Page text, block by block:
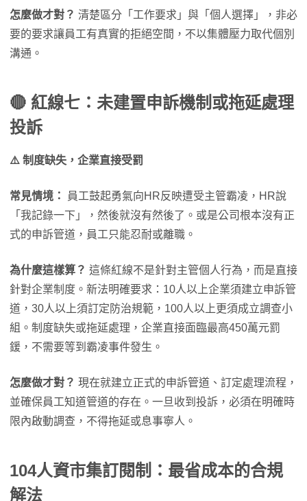
怎麼做才對？ 清楚區分「工作要求」與「個人選擇」，非必
要的要求讓員工有真實的拒絕空間，不以集體壓力取代個別
溝通。
🔴 紅線七：未建置申訴機制或拖延處理
投訴
⚠️ 制度缺失，企業直接受罰
常見情境：
員工鼓起勇氣向HR反映遭受主管霸凌，HR說
「我記錄一下」，然後就沒有然後了。或是公司根本沒有正
式的申訴管道，員工只能忍耐或離職。
為什麼這樣算？ 這條紅線不是針對主管個人行為，而是直接
針對企業制度。新法明確要求：10人以上企業須建立申訴管
道，30人以上須訂定防治規範，100人以上更須成立調查小
組。制度缺失或拖延處理，企業直接面臨最高450萬元罰
鍰，不需要等到霸凌事件發生。
怎麼做才對？ 現在就建立正式的申訴管道、訂定處理流程，
並確保員工知道管道的存在。一旦收到投訴，必須在明確時
限內啟動調查，不得拖延或息事寧人。
104人資市集訂閱制：最省成本的合規
解法